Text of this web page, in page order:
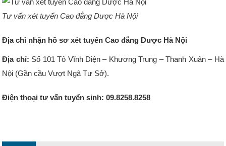
Tư vấn xét tuyển Cao đẳng Dược Hà Nội
Địa chỉ nhận hồ sơ xét tuyển Cao đẳng Dược Hà Nội
Địa chỉ: Số 101 Tô Vĩnh Diện – Khương Trung – Thanh Xuân – Hà
Nội (Gần cầu Vượt Ngã Tư Sở).
Điện thoại tư vấn tuyển sinh: 09.8258.8258